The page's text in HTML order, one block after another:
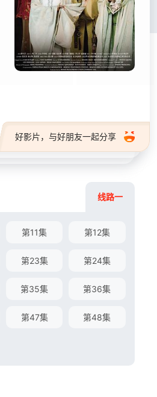
程媛媛 蔡飞雨 杨幂 李沁 张君钰 叶琳
好影片，与好朋友一起分享
线路一
第11集 第12集
第23集 第24集
第35集 第36集
第47集 第48集